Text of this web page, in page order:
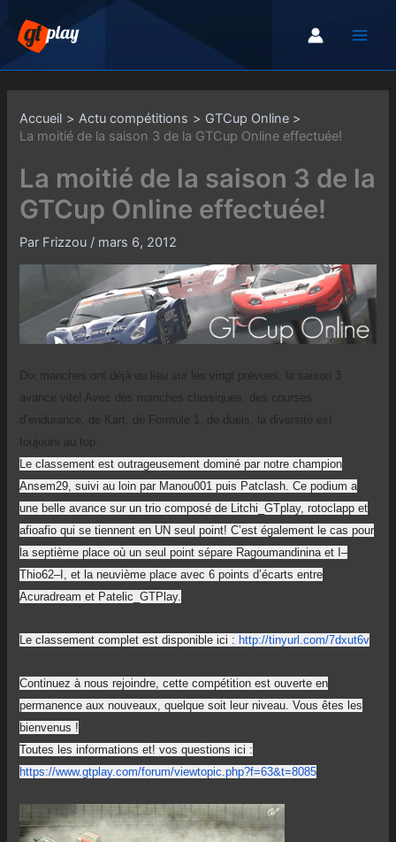
contenu
Accueil Actu compétitions
GTCup Online
La moitié de la saison 3 de la GTCup Online effectuée!
La moitié de la saison 3 de la
GTCup Online effectuée!
Par Frizzou / mars 6, 2012
Dix manches ont déjà eu lieu sur les vingt prévues, la saison 3
avance vite! Avec des manches classiques, des courses
d’endurance, de Kart, de Formule 1, de duels, la diversité est
toujours au top.
Le classement est outrageusement dominé par notre champion
Ansem29, suivi au loin par Manou001 puis Patclash. Ce podium a
une belle avance sur un trio composé de Litchi_GTplay, rotoclapp et
afioafio qui se tiennent en UN seul point! C’est également le cas pour
la septième place où un seul point sépare Ragoumandinina et I–
Thio62–I, et la neuvième place avec 6 points d’écarts entre
Acuradream et Patelic_GTPlay.
Le classement complet est disponible ici : http://tinyurl.com/7dxut6v
Continuez à nous rejoindre, cette compétition est ouverte en
permanence aux nouveaux, quelque soit leur niveau. Vous êtes les
bienvenus !
Toutes les informations et! vos questions ici :
https://www.gtplay.com/forum/viewtopic.php?f=63&t=8085